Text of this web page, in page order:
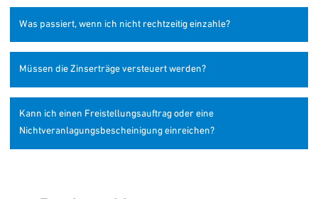
Was passiert, wenn ich nicht rechtzeitig einzahle?
Müssen die Zinserträge versteuert werden?
Kann ich einen Freistellungsauftrag oder eine
Nichtveranlagungsbescheinigung einreichen?